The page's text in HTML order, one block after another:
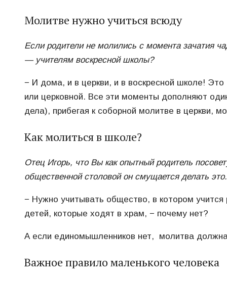
Молитве нужно учиться всюду
Если родители не молились с момента зачатия
— учителям воскресной школы?
− И дома, и в церкви, и в воскресной школе!
или церковной. Все эти моменты дополняют
дела), прибегая к соборной молитве в церкви,
Как молиться в школе?
Отец Игорь, что Вы как опытный родитель
общественной столовой он смущается делать это.
− Нужно учитывать общество, в котором учится
детей, которые ходят в храм, − почему нет?
А если единомышленников нет, молитва
Важное правило маленького человека